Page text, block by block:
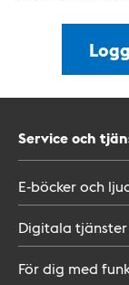
Service och
E-böcker och
Digitala tjänster
För dig med